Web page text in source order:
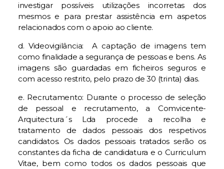
investigar possíveis utilizações incorretas dos
mesmos e para prestar assistência em aspetos
relacionados com o apoio ao cliente.
d. Videovigilância: A captação de imagens tem
como finalidade a segurança de pessoas e bens. As
imagens são guardadas em ficheiros seguros e
com acesso restrito, pelo prazo de 30 (trinta) dias.
e. Recrutamento: Durante o processo de seleção
de pessoal e recrutamento, a Comvicente-
Arquitectura´s Lda procede a recolha e
tratamento de dados pessoais dos respetivos
candidatos. Os dados pessoais tratados serão os
constantes da ficha de candidatura e o Curriculum
Vitae, bem como todos os dados pessoais que